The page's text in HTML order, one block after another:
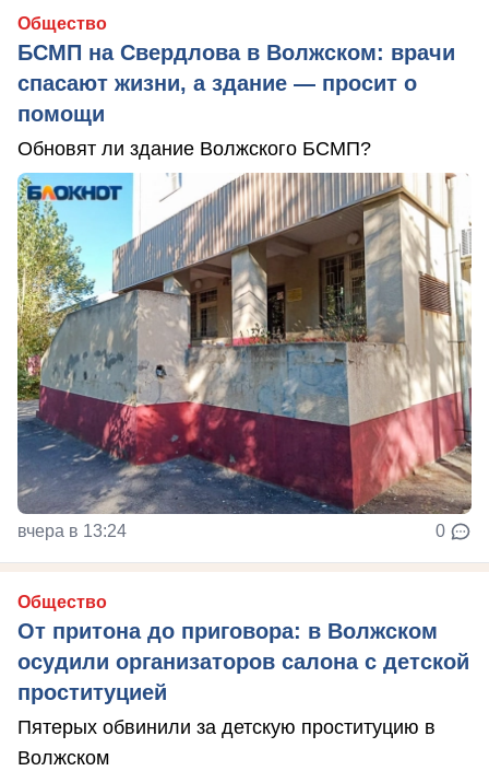
Общество
БСМП на Свердлова в Волжском: врачи
спасают жизни, а здание — просит о
помощи
Обновят ли здание Волжского БСМП?
вчера в 13:24 0
Общество
От притона до приговора: в Волжском
осудили организаторов салона с детской
проституцией
Пятерых обвинили за детскую проституцию в
Волжском